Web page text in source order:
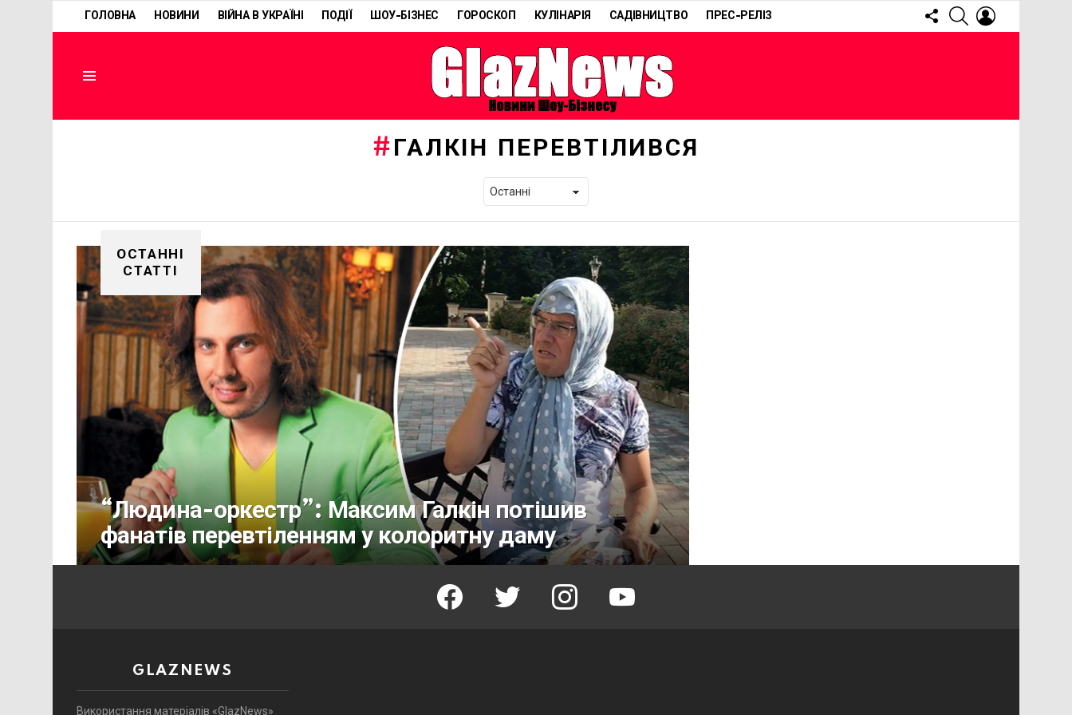
ГОЛОВНА НОВИНИ ВІЙНА В УКРАЇНІ ПОДІЇ ШОУ-БІЗНЕС ГОРОСКОП КУЛІНАРІЯ САДІВНИЦТВО ПРЕС-РЕЛІЗ
FOLLOW
US
SEARCH
ГАЛКІН ПЕРЕВТІЛИВСЯ
ОСТАННІ
СТАТТІ
“Людина-оркестр”: Максим Галкін потішив
фанатів перевтіленням у колоритну даму
facebook twitter instagram youtube
GLAZNEWS
Використання матеріалів «GlazNews»